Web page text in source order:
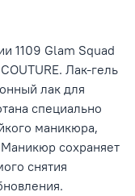
1109 Glam Squad
Лак-гель
лак для
специально
маникюра,
сохраняет
снятия